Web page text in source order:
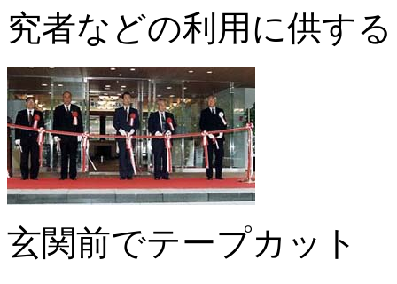
究者などの利用に供す
玄関前でテープカット